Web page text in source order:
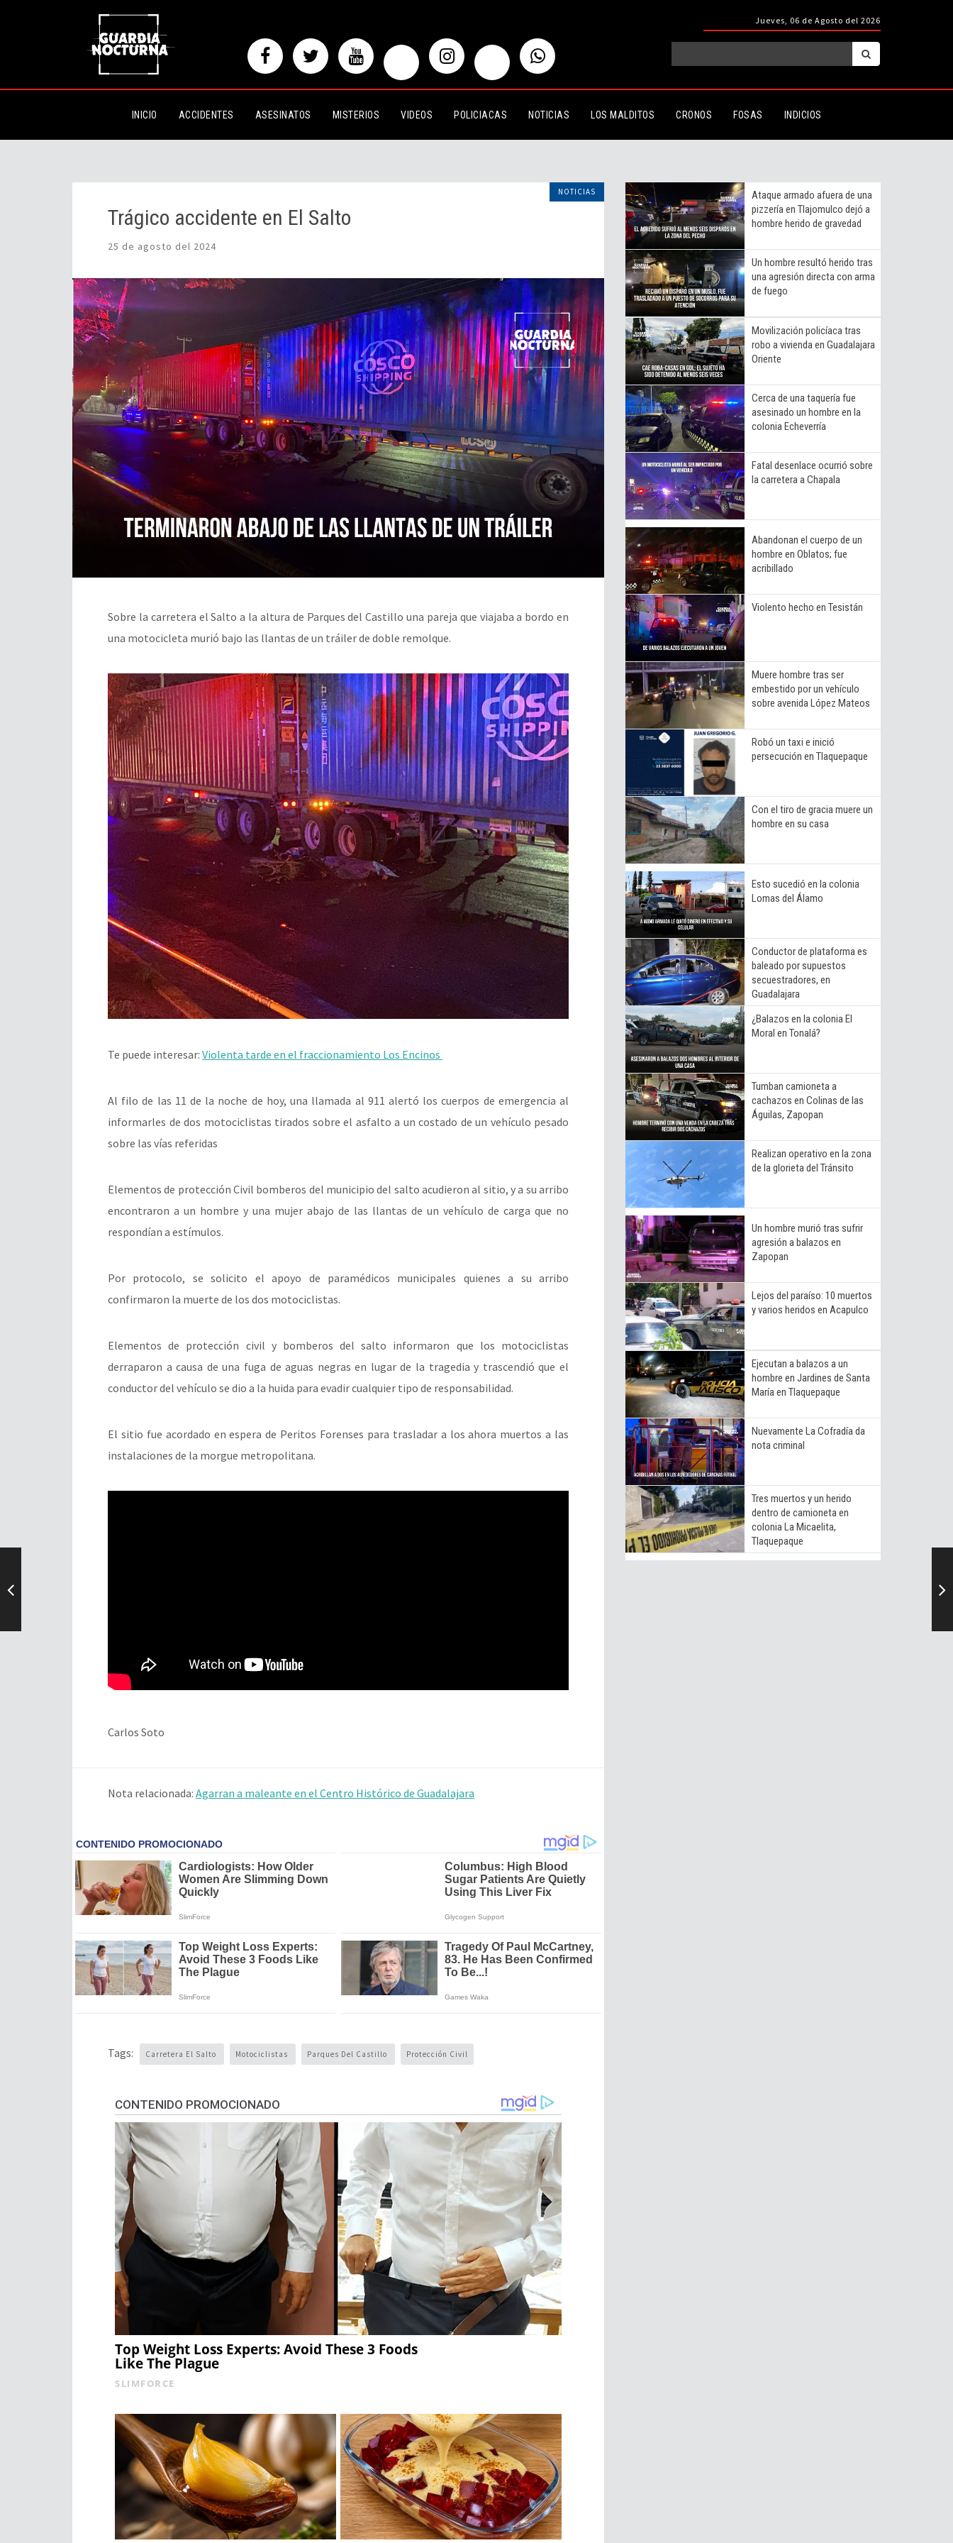
Jueves, 06 de Agosto del 2026
INICIO ACCIDENTES ASESINATOS MISTERIOS VIDEOS POLICIACAS NOTICIAS LOS MALDITOS CRONOS FOSAS INDICIOS
Trágico accidente en El Salto
NOTICIAS
Trágico accidente en El Salto
25 de agosto del 2024
Sobre la carretera el Salto a la altura de Parques del Castillo una pareja que viajaba a bordo en
una motocicleta murió bajo las llantas de un tráiler de doble remolque.
Te puede interesar: Violenta tarde en el fraccionamiento Los Encinos
Al filo de las 11 de la noche de hoy, una llamada al 911 alertó los cuerpos de emergencia al
informarles de dos motociclistas tirados sobre el asfalto a un costado de un vehículo pesado
sobre las vías referidas
Elementos de protección Civil bomberos del municipio del salto acudieron al sitio, y a su arribo
encontraron a un hombre y una mujer abajo de las llantas de un vehículo de carga que no
respondían a estímulos.
Por protocolo, se solicito el apoyo de paramédicos municipales quienes a su arribo
confirmaron la muerte de los dos motociclistas.
Elementos de protección civil y bomberos del salto informaron que los motociclistas
derraparon a causa de una fuga de aguas negras en lugar de la tragedia y trascendió que el
conductor del vehículo se dio a la huida para evadir cualquier tipo de responsabilidad.
El sitio fue acordado en espera de Peritos Forenses para trasladar a los ahora muertos a las
instalaciones de la morgue metropolitana.
Carlos Soto
Nota relacionada: Agarran a maleante en el Centro Histórico de Guadalajara
Tags: Carretera El Salto Motociclistas Parques Del Castillo Protección Civil
CONTENIDO PROMOCIONADO
Top Weight Loss Experts: Avoid These 3 Foods
Like The Plague
SLIMFORCE
Ataque armado afuera de una
pizzería en Tlajomulco dejó a
hombre herido de gravedad
Un hombre resultó herido tras
una agresión directa con arma
de fuego
Movilización policíaca tras
robo a vivienda en Guadalajara
Oriente
Cerca de una taquería fue
asesinado un hombre en la
colonia Echeverría
Fatal desenlace ocurrió sobre
la carretera a Chapala
Abandonan el cuerpo de un
hombre en Oblatos; fue
acribillado
Violento hecho en Tesistán
Muere hombre tras ser
embestido por un vehículo
sobre avenida López Mateos
Robó un taxi e inició
persecución en Tlaquepaque
Con el tiro de gracia muere un
hombre en su casa
Esto sucedió en la colonia
Lomas del Álamo
Conductor de plataforma es
baleado por supuestos
secuestradores, en
Guadalajara
¿Balazos en la colonia El
Moral en Tonalá?
Tumban camioneta a
cachazos en Colinas de las
Águilas, Zapopan
Realizan operativo en la zona
de la glorieta del Tránsito
Un hombre murió tras sufrir
agresión a balazos en
Zapopan
Lejos del paraíso: 10 muertos
y varios heridos en Acapulco
Ejecutan a balazos a un
hombre en Jardines de Santa
María en Tlaquepaque
Nuevamente La Cofradía da
nota criminal
Tres muertos y un herido
dentro de camioneta en
colonia La Micaelita,
Tlaquepaque